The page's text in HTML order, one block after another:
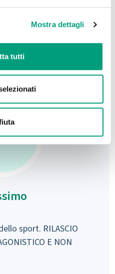
Mostra dettagli
tutti
ed emodinamista.
sport. RILASCIO
E NON